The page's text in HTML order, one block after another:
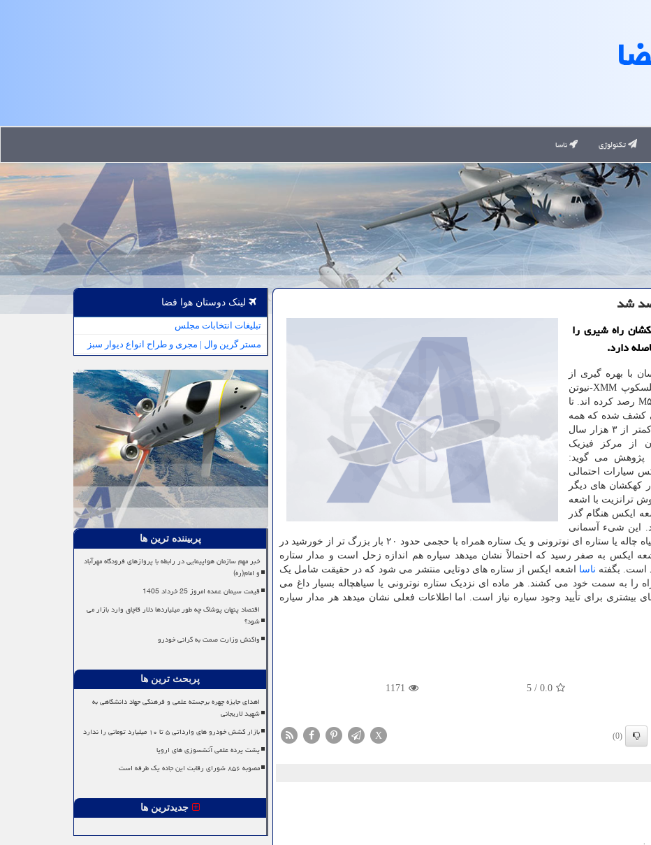
تکنولوژی ناسا
شد
راه شیری را
با بهره گیری از
رصدخانه پرتو ایکس چاندرا ( متعلق به ناسا) و تلسکوپ XMM-نیوتن
آژانس فضایی اروپا سیاره ای در کهکشان مارپیچ M۵۱ رصد کرده اند. تا
شمسی کشف شده که همه
آنها در کهکشان راه شیری قرار دارند و بیشتر آنها کمتر از ۳ هزار سال
از مرکز فیزیک
پژوهش می گوید:
سیارات احتمالی
کهکشان های دیگر
ترانزیت با اشعه
ایکس هنگام گذر
این شیء آسمانی
احتمالاً قسمتی از منظومه M۵۱-ULS-۱ است که سیاه چاله یا ستاره ای نوترونی و یک ستاره همراه با حجمی حدود ۲۰ بار بزرگ تر از خورشید در
ایکس به صفر رسید که احتمالاً نشان میدهد سیاره هم اندازه زحل است و مدار ستاره
است. بگفته ناسا اشعه ایکس از ستاره های دوتایی منتشر می شود که در حقیقت شامل یک
را به سمت خود می کشند. هر ماده ای نزدیک ستاره نوترونی یا سیاهچاله بسیار داغ می
برای تأیید وجود سیاره نیاز است. اما اطلاعات فعلی نشان میدهد هر مدار سیاره
0.0
/
5
1171
(0)
X
لینک دوستان هوا فضا
تبلیغات انتخابات مجلس
مستر گرین وال | مجری و طراح انواع دیوار سبز
پربیننده ترین ها
خبر مهم سازمان هواپیمایی در رابطه با پروازهای فرودگاه مهرآباد
و امام(ره)
قیمت سیمان عمده امروز 25 خرداد 1405
اقتصاد پنهان پوشاک چه طور میلیاردها دلار قاچاق وارد بازار می
شود؟
واکنش وزارت صمت به گرانی خودرو
پربحث ترین ها
اهدای جایزه چهره برجسته علمی و فرهنگی جهاد دانشگاهی به
شهید لاریجانی
بازار کشش خودرو های وارداتی ۵ تا ۱۰ میلیارد تومانی را ندارد
پشت پرده علمی آتشسوزی های اروپا
مصوبه ۸۵۶ شورای رقابت این جاده یک طرفه است
جدیدترین ها